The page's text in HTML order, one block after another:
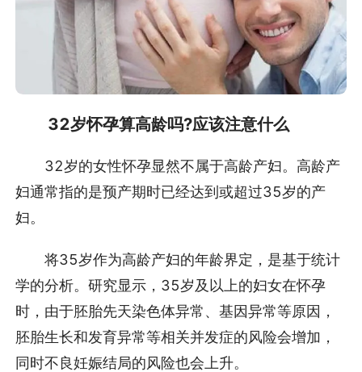
32岁怀孕算高龄吗?应该注意什么
32岁的女性怀孕显然不属于高龄产妇。高龄产
妇通常指的是预产期时已经达到或超过35岁的产
妇。
将35岁作为高龄产妇的年龄界定，是基于统计
学的分析。研究显示，35岁及以上的妇女在怀孕
时，由于胚胎先天染色体异常、基因异常等原因，
胚胎生长和发育异常等相关并发症的风险会增加，
同时不良妊娠结局的风险也会上升。